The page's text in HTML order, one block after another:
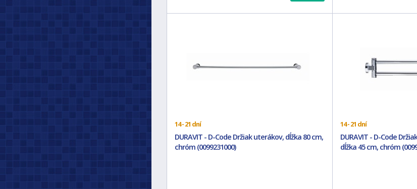
14 - 21 dní
DURAVIT - D-Code Držiak uterákov, dĺžka 80 cm,
chróm (0099231000)
14 - 21 dní
DURAVIT - D-Code
dĺžka 45 cm, chróm